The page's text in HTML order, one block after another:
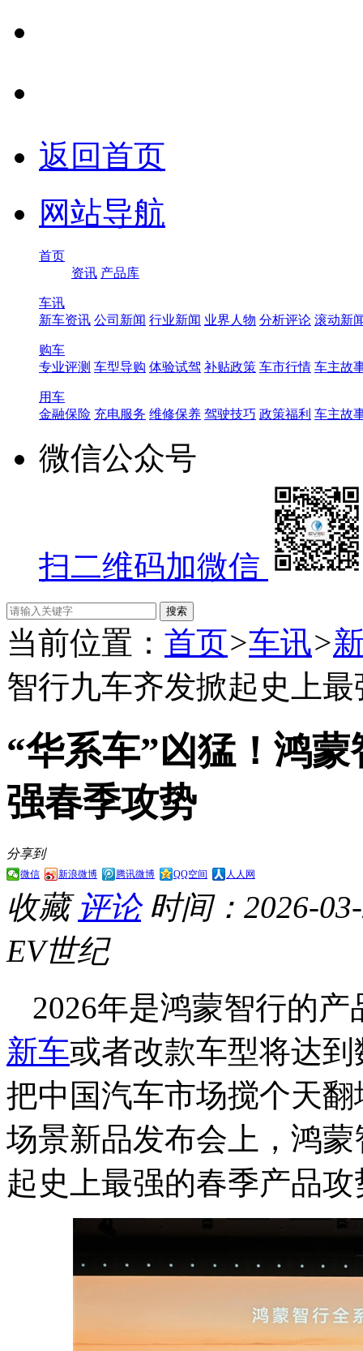
返回首页
网站导航
首页
资讯 产品库
车讯
新车资讯 公司新闻 行业新闻 业界人物 分析评论 滚动新
购车
专业评测 车型导购 体验试驾 补贴政策 车市行情 车主故
用车
金融保险 充电服务 维修保养 驾驶技巧 政策福利 车主故
微信公众号
扫二维码加微信
当前位置： 首页>车讯>
智行九车齐发掀起史上
“华系车”凶猛！鸿
强春季攻势
分享到
微信 新浪微博 腾讯微博 QQ空间 人人网
收藏 评论 时间：2026-
EV世纪
2026年是鸿蒙智行的
新车或者改款车型将达
把中国汽车市场搅个天
场景新品发布会上，鸿
起史上最强的春季产品攻